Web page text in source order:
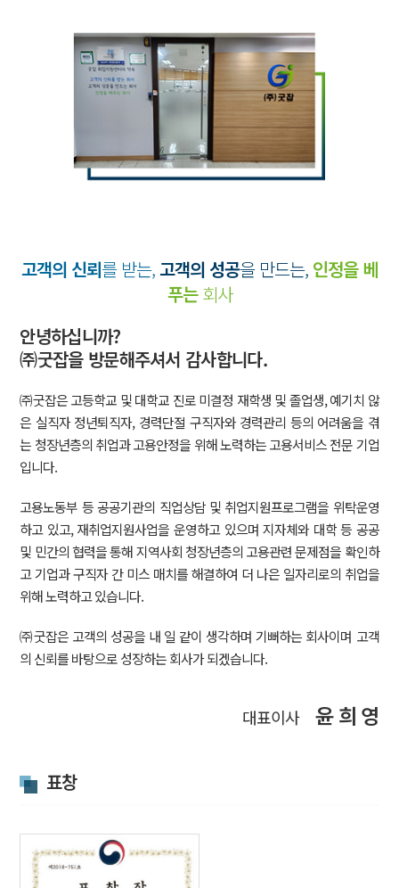
고객의 신뢰를 받는,고객의 성공을 만드는, 인정을 베
푸는회사
안녕하십니까?
㈜굿잡을 방문해주셔서 감사합니다.
㈜굿잡은 고등학교 및 대학교 진로 미결정 재학생 및 졸업생, 예기치 않
은 실직자 정년퇴직자, 경력단절 구직자와 경력관리 등의 어려움을 겪
는 청장년층의 취업과 고용안정을 위해 노력하는 고용서비스 전문 기업
입니다.
고용노동부 등 공공기관의 직업상담 및 취업지원프로그램을 위탁운영
하고 있고, 재취업지원사업을 운영하고 있으며 지자체와 대학 등 공공
및 민간의 협력을 통해 지역사회 청장년층의 고용관련 문제점을 확인하
고 기업과 구직자 간 미스 매치를 해결하여 더 나은 일자리로의 취업을
위해 노력하고 있습니다.
㈜굿잡은 고객의 성공을 내 일 같이 생각하며 기뻐하는 회사이며 고객
의 신뢰를 바탕으로 성장하는 회사가 되겠습니다.
대표이사윤 희 영
표창